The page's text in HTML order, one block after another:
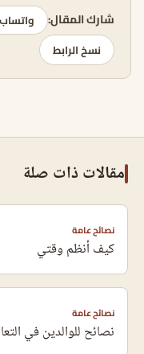
شارك المقال: واتساب
نسخ الرابط
مقالات ذات صلة
نصائح عامة
كيف أنظم وقتي
نصائح عامة
نصائح للوالدين في